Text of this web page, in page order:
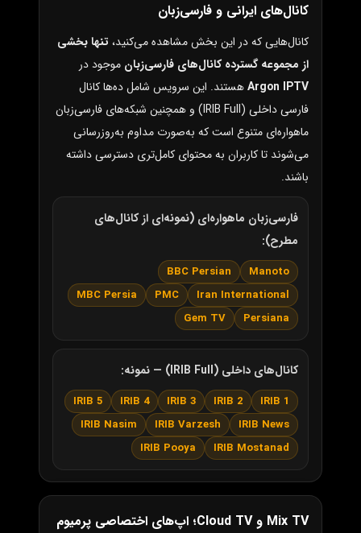
کانال‌های ایرانی و فارسی‌زبان
کانال‌هایی که در این بخش مشاهده می‌کنید، تنها بخشی
از مجموعه گسترده کانال‌های فارسی‌زبان موجود در
Argon IPTVهستند. این سرویس شامل ده‌ها کانال
فارسی داخلی (IRIB Full) و همچنین شبکه‌های فارسی‌زبان
ماهواره‌ای متنوع است که به‌صورت مداوم به‌روزرسانی
می‌شوند تا کاربران به محتوای کامل‌تری دسترسی داشته
باشند.
فارسی‌زبان ماهواره‌ای (نمونه‌ای از کانال‌های
مطرح):
Manoto
BBC Persian
Iran International
PMC
MBC Persia
Persiana
Gem TV
کانال‌های داخلی (IRIB Full) — نمونه:
IRIB 1
IRIB 2
IRIB 3
IRIB 4
IRIB 5
IRIB News
IRIB Varzesh
IRIB Nasim
IRIB Mostanad
IRIB Pooya
Mix TV و Cloud TV؛ اپ‌های اختصاصی پرمیوم